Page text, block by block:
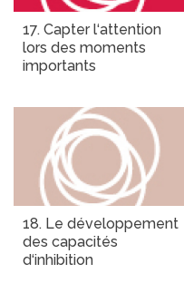
17. Capter l‘attention
lors des moments
importants
18. Le développement
des capacités
d‘inhibition